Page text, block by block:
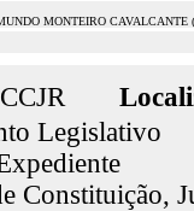
MONTEIRO
CCJR
Legislativo
Constituição,